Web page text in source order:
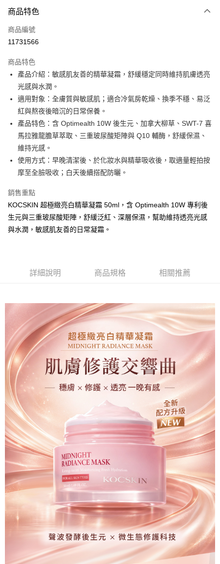
信用卡一次付款
信用卡分期付款
合作金庫商業銀行
華南商業銀行
彰化商業銀行
上海商業儲蓄銀行
國泰世華商業銀行
兆豐國際商業銀行
臺灣中小企業銀行
匯豐（台灣）商業銀行
華泰商業銀行
聯邦商業銀行
遠東國際商業銀行
元大商業銀行
永豐商業銀行
玉山商業銀行
台新國際商業銀行
中國信託商業銀行
台灣樂天信用卡公司
超商取貨付款
LINE Pay
Apple Pay
悠遊付
ATM付款
運送方式
全家取貨付款
每筆NT$85，滿NT$699(含以上)免運費
付款後萊爾富取貨
每筆NT$85，滿NT$1,000(含以上)免運費
7-11取貨付款
每筆NT$85，滿NT$1,000(含以上)免運費
付款後7-11取貨
每筆NT$85，滿NT$1,000(含以上)免運費
宅配
每筆NT$110，滿NT$1,000(含以上)免運費
離島宅配
每筆NT$220，滿NT$2,000(含以上)免運費
宅配貨到付款
每筆NT$110，滿NT$1,000(含以上)免運費
國家/地區配送 查看運費
商品特色
商品編號
11731566
商品特色
產品介紹：敏感肌友善的精華凝霜，舒緩穩定同時維持肌膚透亮
光感與水潤。
適用對象：全膚質與敏感肌；適合冷氣房乾燥、換季不穩、易泛
紅與熬夜後暗沉的日常保養。
產品特色：含 Optimealth 10W 後生元、加拿大柳草、SWT-7 喜
馬拉雅龍膽草萃取、三重玻尿酸矩陣與 Q10 輔酶，舒緩保濕、
維持光感。
使用方式：早晚清潔後、於化妝水與精華吸收後，取適量輕拍按
摩至全臉吸收；白天後續搭配防曬。
銷售重點
KOCSKIN 超極緻亮白精華凝霜 50ml，含 Optimealth 10W 專利後
生元與三重玻尿酸矩陣，舒緩泛紅、深層保濕，幫助維持透亮光感
與水潤，敏感肌友善的日常凝霜。
詳細說明 商品規格 相關推薦